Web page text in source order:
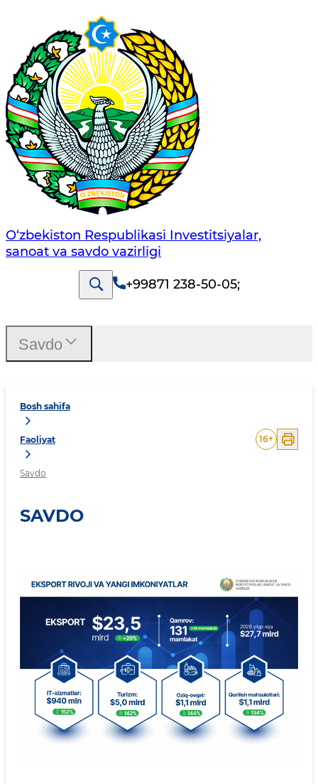
O‘zbekiston Respublikasi Investitsiyalar,
sanoat va savdo vazirligi
+99871 238-50-05;
Bosh sahifa
Faoliyat
Savdo
16+
SAVDO
Savdo